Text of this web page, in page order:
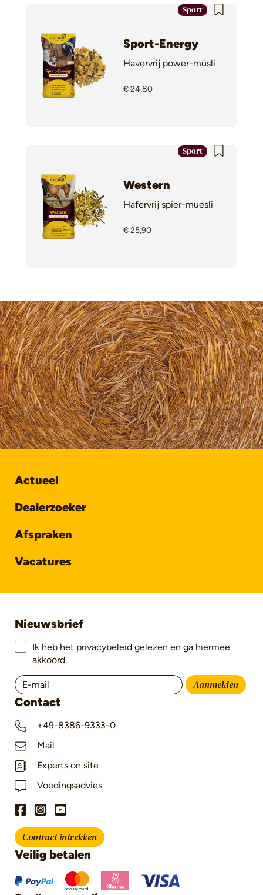
Sport
Sport-Energy
Havervrij power-müsli
€ 24,80
Sport
Western
Hafervrij spier-muesli
€ 25,90
Actueel
Dealerzoeker
Afspraken
Vacatures
Nieuwsbrief
Ik heb het privacybeleid gelezen en ga hiermee
akkoord.
Aanmelden
Contact
+49-8386-9333-0
Mail
Experts on site
Voedingsadvies
Contract intrekken
Veilig betalen